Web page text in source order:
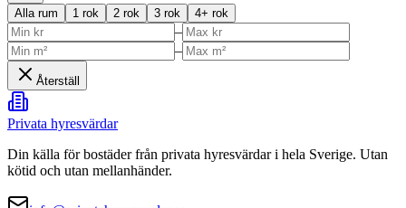
Alla rum 1 rok 2 rok 3 rok 4+ rok
–
–
Återställ
Privata hyresvärdar
Din källa för bostäder från privata hyresvärdar i hela Sverige. Utan
kötid och utan mellanhänder.